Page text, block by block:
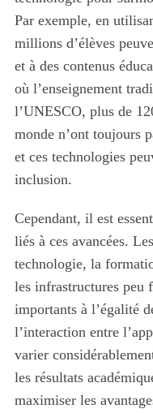
Par exemple, en
millions d’élèves
et à des contenus
où l’enseignement
l’UNESCO, plus de
monde n’ont toujours
et ces technologies
inclusion.
Cependant, il est
liés à ces avancées.
technologie, la
les infrastructures peu
importants à l’égalité
l’interaction entre
varier
les résultats
maximiser les